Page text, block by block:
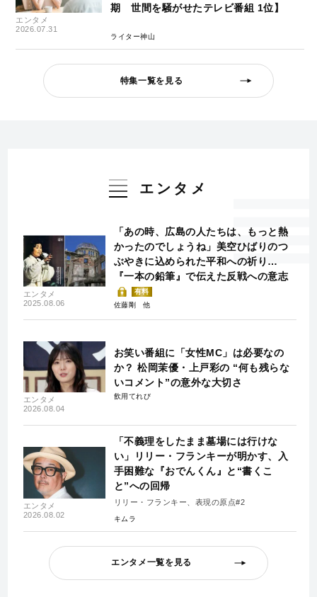
エンタメ
2026.07.31
期 世間を騒がせたテレビ番組 1位】
ライター神山
特集一覧を見る
エンタメ
エンタメ
2025.08.06
「あの時、広島の人たちは、もっと熱
かったのでしょうね」美空ひばりのつ
ぶやきに込められた平和への祈り…
『一本の鉛筆』で伝えた反戦への意志
有料
佐藤剛
エンタメ
2026.08.04
お笑い番組に「女性MC」は必要なの
か？ 松岡茉優・上戸彩の “何も残らな
いコメント”の意外な大切さ
飲用てれび
エンタメ
2026.08.02
「不義理をしたまま墓場には行けな
い」リリー・フランキーが明かす、入
手困難な『おでんくん』と“書くこ
と”への回帰
リリー・フランキー、表現の原点#2
キムラ
エンタメ一覧を見る